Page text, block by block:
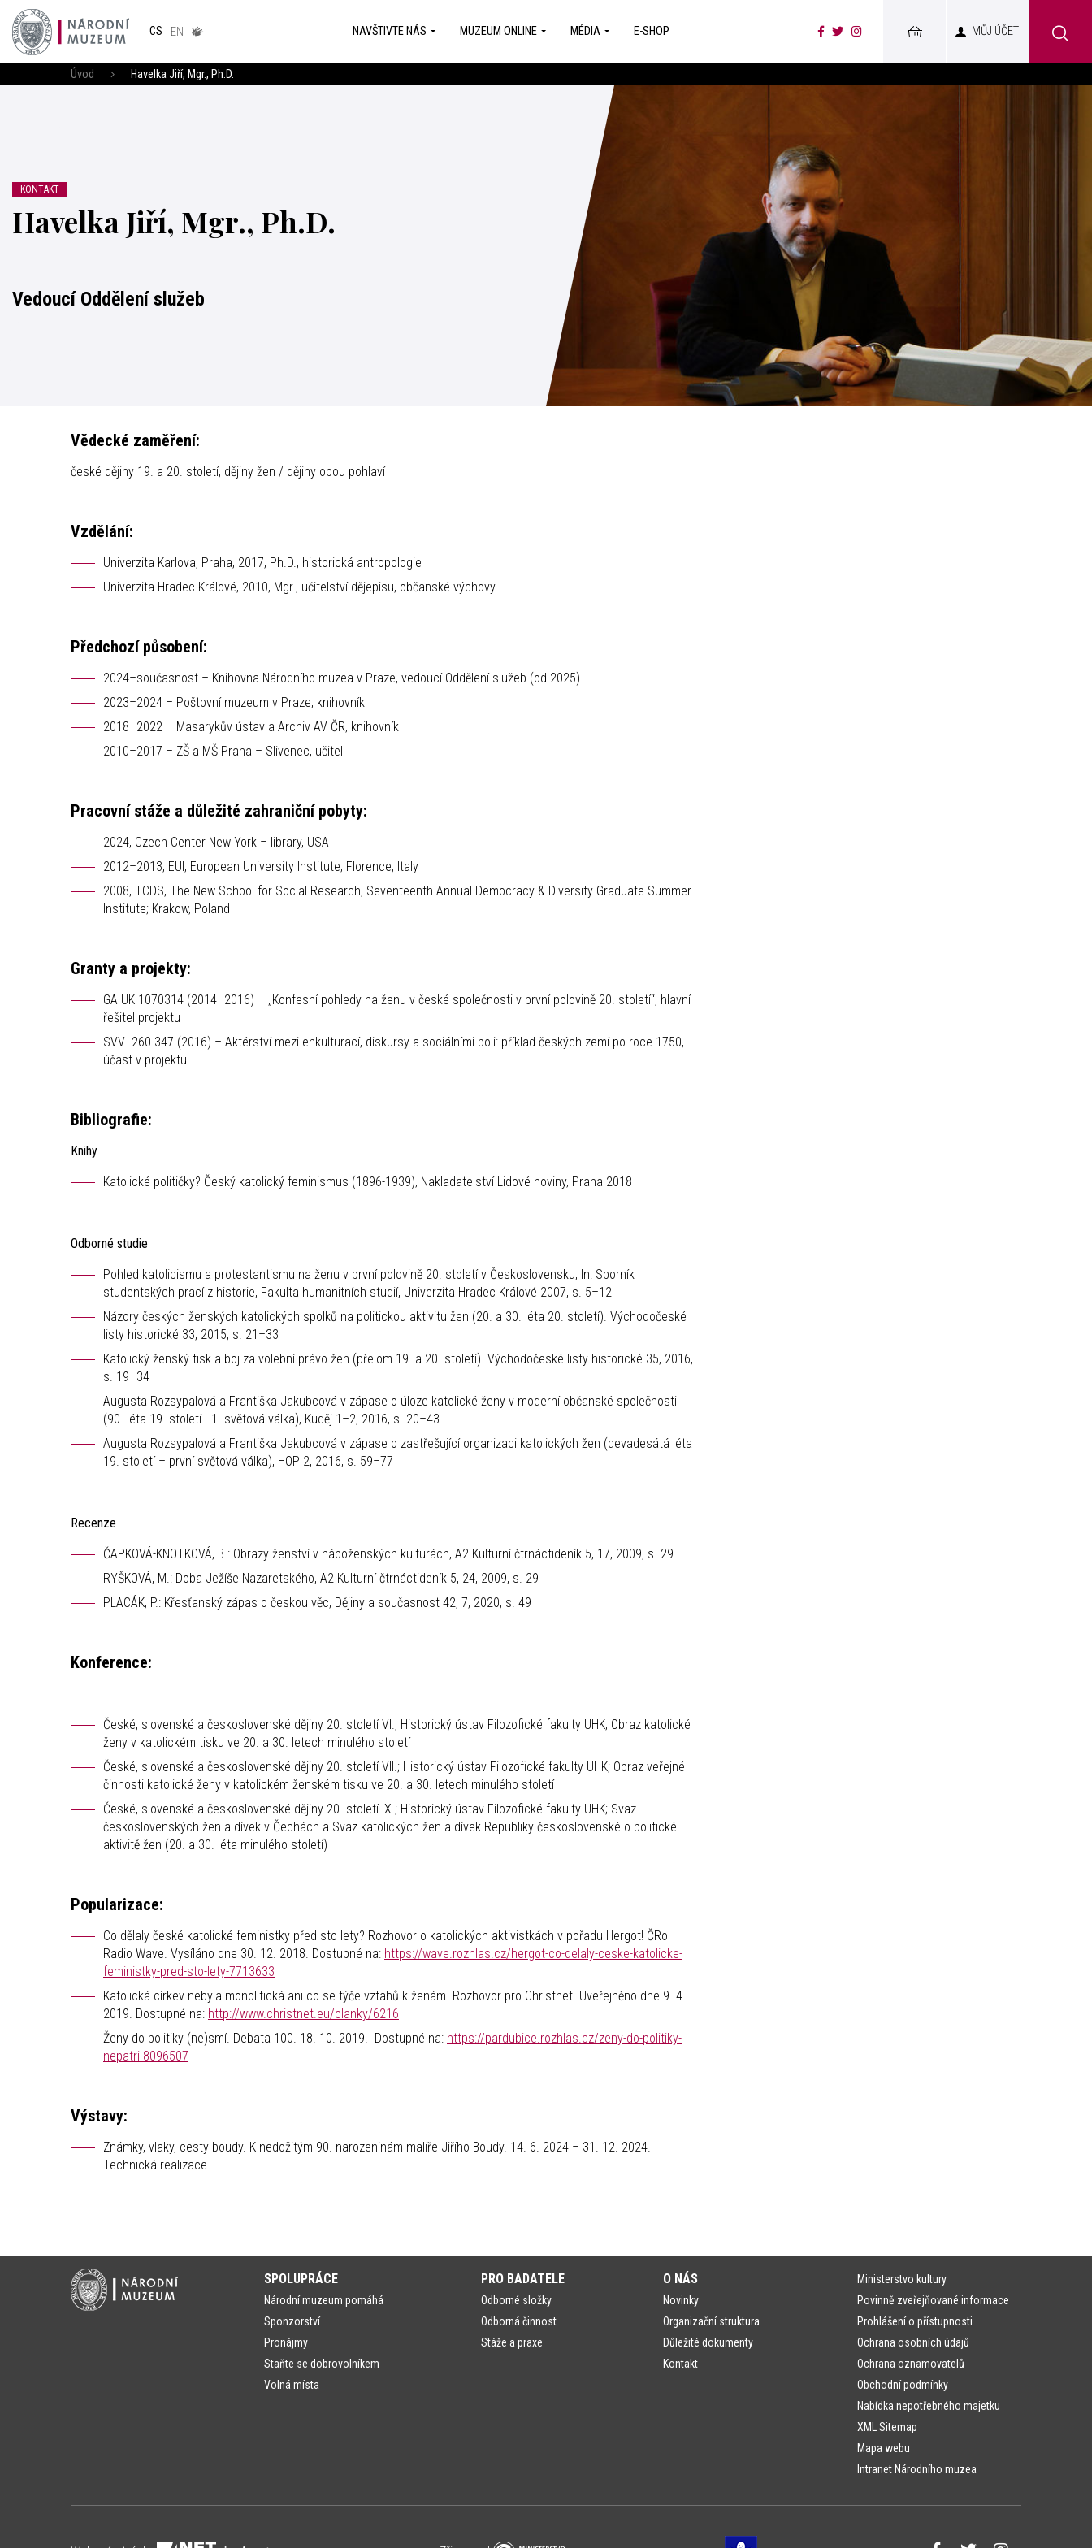
CS EN
v českém
NAVŠTIVTE NÁS MUZEUM ONLINE MÉDIA E-SHOP MŮJ ÚČET
Úvod Havelka Jiří, Mgr., Ph.D.
KONTAKT
Havelka Jiří, Mgr., Ph.D.
Vedoucí Oddělení služeb
Vědecké zaměření:
české dějiny 19. a 20. století, dějiny žen / dějiny obou pohlaví
Vzdělání:
Univerzita Karlova, Praha, 2017, Ph.D., historická antropologie
Univerzita Hradec Králové, 2010, Mgr., učitelství dějepisu, občanské výchovy
Předchozí působení:
2024–současnost – Knihovna Národního muzea v Praze, vedoucí Oddělení služeb (od 2025)
2023–2024 – Poštovní muzeum v Praze, knihovník
2018–2022 – Masarykův ústav a Archiv AV ČR, knihovník
2010–2017 – ZŠ a MŠ Praha – Slivenec, učitel
Pracovní stáže a důležité zahraniční pobyty:
2024, Czech Center New York – library, USA
2012–2013, EUI, European University Institute; Florence, Italy
2008, TCDS, The New School for Social Research, Seventeenth Annual Democracy & Diversity Graduate Summer
Institute; Krakow, Poland
Granty a projekty:
GA UK 1070314 (2014–2016) – „Konfesní pohledy na ženu v české společnosti v první polovině 20. století“, hlavní
řešitel projektu
SVV 260 347 (2016) – Aktérství mezi enkulturací, diskursy a sociálními poli: příklad českých zemí po roce 1750,
účast v projektu
Bibliografie:
Knihy
Katolické političky? Český katolický feminismus (1896-1939), Nakladatelství Lidové noviny, Praha 2018
Odborné studie
Pohled katolicismu a protestantismu na ženu v první polovině 20. století v Československu, In: Sborník
studentských prací z historie, Fakulta humanitních studií, Univerzita Hradec Králové 2007, s. 5–12
Názory českých ženských katolických spolků na politickou aktivitu žen (20. a 30. léta 20. století). Východočeské
listy historické 33, 2015, s. 21–33
Katolický ženský tisk a boj za volební právo žen (přelom 19. a 20. století). Východočeské listy historické 35, 2016,
s. 19–34
Augusta Rozsypalová a Františka Jakubcová v zápase o úloze katolické ženy v moderní občanské společnosti
(90. léta 19. století - 1. světová válka), Kuděj 1–2, 2016, s. 20–43
Augusta Rozsypalová a Františka Jakubcová v zápase o zastřešující organizaci katolických žen (devadesátá léta
19. století – první světová válka), HOP 2, 2016, s. 59–77
Recenze
ČAPKOVÁ-KNOTKOVÁ, B.: Obrazy ženství v náboženských kulturách, A2 Kulturní čtrnáctideník 5, 17, 2009, s. 29
RYŠKOVÁ, M.: Doba Ježíše Nazaretského, A2 Kulturní čtrnáctideník 5, 24, 2009, s. 29
PLACÁK, P.: Křesťanský zápas o českou věc, Dějiny a současnost 42, 7, 2020, s. 49
Konference:
České, slovenské a československé dějiny 20. století VI.; Historický ústav Filozofické fakulty UHK; Obraz katolické
ženy v katolickém tisku ve 20. a 30. letech minulého století
České, slovenské a československé dějiny 20. století VII.; Historický ústav Filozofické fakulty UHK; Obraz veřejné
činnosti katolické ženy v katolickém ženském tisku ve 20. a 30. letech minulého století
České, slovenské a československé dějiny 20. století IX.; Historický ústav Filozofické fakulty UHK; Svaz
československých žen a dívek v Čechách a Svaz katolických žen a dívek Republiky československé o politické
aktivitě žen (20. a 30. léta minulého století)
Popularizace:
Co dělaly české katolické feministky před sto lety? Rozhovor o katolických aktivistkách v pořadu Hergot! ČRo
Radio Wave. Vysíláno dne 30. 12. 2018. Dostupné na: https://wave.rozhlas.cz/hergot-co-delaly-ceske-katolicke-
feministky-pred-sto-lety-7713633
Katolická církev nebyla monolitická ani co se týče vztahů k ženám. Rozhovor pro Christnet. Uveřejněno dne 9. 4.
2019. Dostupné na: http://www.christnet.eu/clanky/6216
Ženy do politiky (ne)smí. Debata 100. 18. 10. 2019. Dostupné na: https://pardubice.rozhlas.cz/zeny-do-politiky-
nepatri-8096507
Výstavy:
Známky, vlaky, cesty boudy. K nedožitým 90. narozeninám malíře Jiřího Boudy. 14. 6. 2024 – 31. 12. 2024.
Technická realizace.
SPOLUPRÁCE
Národní muzeum pomáhá
Sponzorství
Pronájmy
Staňte se dobrovolníkem
Volná místa
PRO BADATELE
Odborné složky
Odborná činnost
Stáže a praxe
O NÁS
Novinky
Organizační struktura
Důležité dokumenty
Kontakt
Ministerstvo kultury
Povinně zveřejňované informace
Prohlášení o přístupnosti
Ochrana osobních údajů
Ochrana oznamovatelů
Obchodní podmínky
Nabídka nepotřebného majetku
XML Sitemap
Mapa webu
Intranet Národního muzea